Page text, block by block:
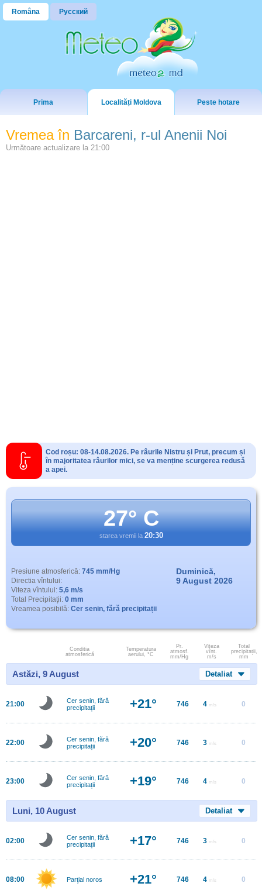
Româna Русский
Prima Localități Moldova Peste hotare
Vremea în Barcareni, r-ul Anenii Noi
Următoare actualizare la 21:00
Cod roșu: 08-14.08.2026. Pe râurile Nistru și Prut, precum și
în majoritatea râurilor mici, se va menține scurgerea redusă
a apei.
27° C
starea vremii la 20:30
Presiune atmosferică: 745 mm/Hg
Directia vîntului:
Viteza vîntului: 5,6 m/s
Total Precipitaţii: 0 mm
Vreamea posibilă: Cer senin, fără precipitații
Duminică,
9 August 2026
Conditia
atmosferică
Temperatura
aerului, °C
Pr.
atmosf.
mm/Hg
Viteza
vînt.
m/s
Total
precipitații,
mm
Astăzi, 9 August Detaliat
21:00
Cer senin, fără
precipitații
+21° 746 4 m/s 0
22:00
Cer senin, fără
precipitații
+20° 746 3 m/s 0
23:00
Cer senin, fără
precipitații
+19° 746 4 m/s 0
Luni, 10 August Detaliat
02:00
Cer senin, fără
precipitații
+17° 746 3 m/s 0
08:00 Parţial noros +21° 746 4 m/s 0